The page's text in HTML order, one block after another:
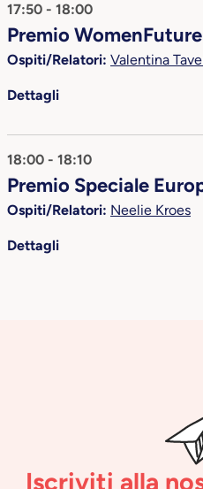
17:50 - 18:00
Premio
Ospiti/Relatori: Valentina
Dettagli
18:00 - 18:10
Premio Speciale
Ospiti/Relatori: Neelie Kroes
Dettagli
Iscriviti alla